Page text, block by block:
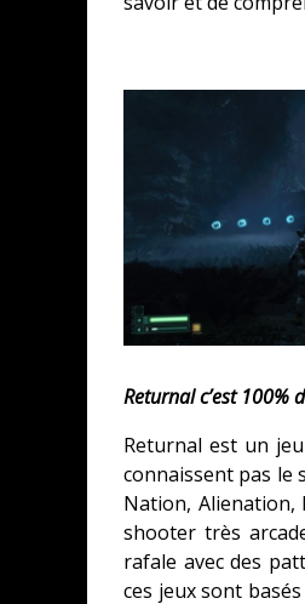
Returnal c’est 100%
Returnal est un
connaissent pas le
Nation, Alienation,
shooter très
rafale avec des
ces jeux sont